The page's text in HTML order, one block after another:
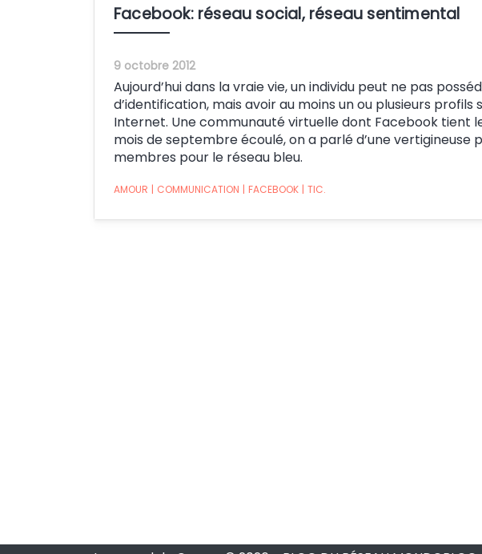
Facebook: réseau social, réseau sentimental
9 octobre 2012
Aujourd’hui dans la vraie vie, un individu peut ne pas
d’identification, mais avoir au moins un ou plusieurs profils
Internet. Une communauté virtuelle dont Facebook tient
mois de septembre écoulé, on a parlé d’une vertigineuse
membres pour le réseau bleu.
AMOUR | COMMUNICATION | FACEBOOK | TIC.